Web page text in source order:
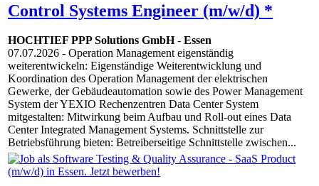
Control Systems Engineer (m/w/d) *
HOCHTIEF PPP Solutions GmbH- Essen
07.07.2026 - Operation Management eigenständig
weiterentwickeln: Eigenständige Weiterentwicklung und
Koordination des Operation Management der elektrischen
Gewerke, der Gebäudeautomation sowie des Power Management
System der YEXIO Rechenzentren Data Center System
mitgestalten: Mitwirkung beim Aufbau und Roll-out eines Data
Center Integrated Management Systems. Schnittstelle zur
Betriebsführung bieten: Betreiberseitige Schnittstelle zwischen...